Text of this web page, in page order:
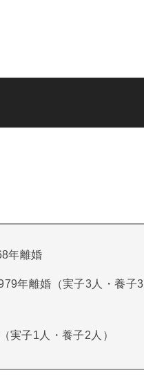
年離婚
年離婚（実子3人・養子3
実子1人・養子2人）